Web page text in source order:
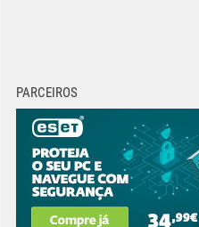
PARCEIROS